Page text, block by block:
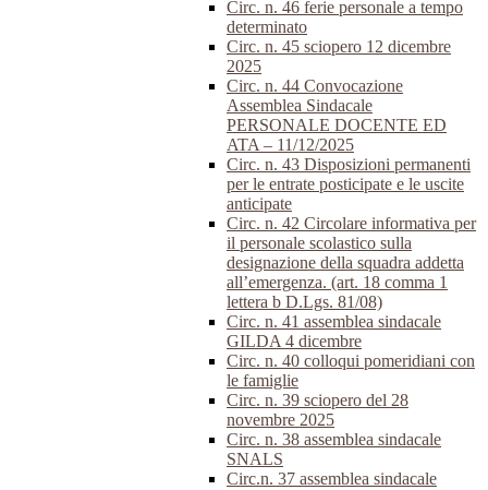
Circ. n. 46 ferie personale a tempo
determinato
Circ. n. 45 sciopero 12 dicembre
2025
Circ. n. 44 Convocazione
Assemblea Sindacale
PERSONALE DOCENTE ED
ATA – 11/12/2025
Circ. n. 43 Disposizioni permanenti
per le entrate posticipate e le uscite
anticipate
Circ. n. 42 Circolare informativa per
il personale scolastico sulla
designazione della squadra addetta
all’emergenza. (art. 18 comma 1
lettera b D.Lgs. 81/08)
Circ. n. 41 assemblea sindacale
GILDA 4 dicembre
Circ. n. 40 colloqui pomeridiani con
le famiglie
Circ. n. 39 sciopero del 28
novembre 2025
Circ. n. 38 assemblea sindacale
SNALS
Circ.n. 37 assemblea sindacale